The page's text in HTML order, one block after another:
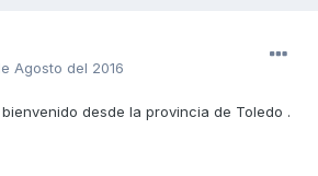
Agosto del 2016
desde la provincia de Toledo .